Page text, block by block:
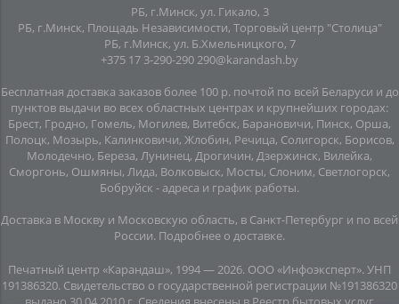
РБ, г.Минск, ул. Гикало, 3
РБ, г.Минск, Площадь Независимости, Торговый центр "Столица"
РБ, г.Минск, ул. Б.Хмельницкого, 7
+375 17 3-290-290 290@karandash.by
Бесплатная доставка заказов более 100 р. почтой по всей Беларуси и до
пунктов выдачи во всех областных центрах и крупнейших городах:
Брест, Гродно, Гомель, Могилев, Витебск, Барановичи, Пинск, Орша,
Полоцк, Мозырь, Калинковичи, Жлобин, Речица, Солигорск, Борисов,
Молодечно, Береза, Лунинец, Дрогичин, Дзержинск, Вилейка,
Сморгонь, Ошмяны, Лида, Волковыск, Мосты, Слоним, Светлогорск,
Бобруйск - адреса и график работы.
Доставка в Москву и Московскую область, в Санкт-Петербург и по всей
Росcии. Подробнее о доставке.
Печатный центр «Карандаш», 1994 — 2026. ООО «Инфоэксперт». УНП
191386320. Свидетельство о государственной регистрации №191386320